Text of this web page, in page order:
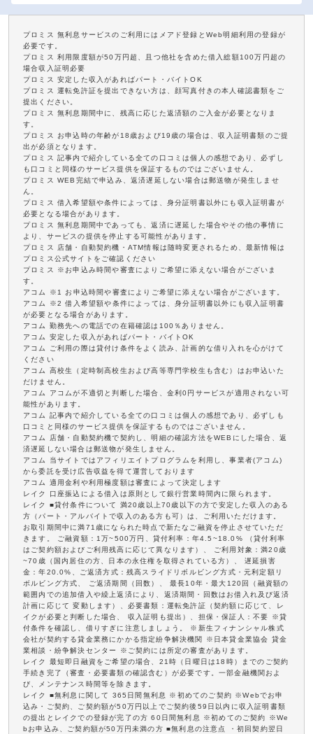
プロミス 無利息サービスのご利用にはメアド登録とWeb明細利用の登録が
必要です。
プロミス 利用限度額が50万円超、且つ他社を含めた借入総額100万円超の
場合収入証明必要
プロミス 安定した収入があればパート・バイトOK
プロミス 運転免許証を提出できない方は、顔写真付きの本人確認書類をご
提出ください。
プロミス 無利息期間中に、残高に応じた返済額のご入金が必要となりま
す。
プロミス お申込時の年齢が18歳および19歳の場合は、収入証明書類のご提
出が必須となります。
プロミス 記事内で紹介している全ての口コミは個人の感想であり、必ずし
も口コミと同様のサービス提供を保証するものではございません。
プロミス WEB完結で申込み、返済遅延しない場合は郵送物が発生しませ
ん。
プロミス 借入希望額や条件によっては、身分証明書以外にも収入証明書が
必要となる場合があります。
プロミス 無利息期間中であっても、返済に遅延した場合やその他の事情に
より、サービスの提供を停止する可能性があります。
プロミス 店舗・自動契約機・ATM情報は随時変更されるため、最新情報は
プロミス公式サイトをご確認ください
プロミス ※お申込み時間や審査によりご希望に添えない場合がございま
す。
アコム ※1 お申込時間や審査によりご希望に添えない場合がございます。
アコム ※2 借入希望額や条件によっては、身分証明書以外にも収入証明書
が必要となる場合があります。
アコム 勤務先への電話での在籍確認は100％ありません。
アコム 安定した収入があればパート・バイトOK
アコム ご利用の際は貸付け条件をよく読み、計画的な借り入れを心がけて
ください
アコム 高校生（定時制高校生および高等専門学校生も含む）はお申込いた
だけません。
アコム アコムが不適切と判断した場合、金利0円サービスが適用されない可
能性があります。
アコム 記事内で紹介している全ての口コミは個人の感想であり、必ずしも
口コミと同様のサービス提供を保証するものではございません。
アコム 店舗・自動契約機で契約し、明細の確認方法をWEBにした場合、返
済遅延しない場合は郵送物が発生しません。
アコム 当サイトではアフィリエイトプログラムを利用し、事業者(アコム)
から委託を受け広告収益を得て運営しております
アコム 適用金利や利用極度額は審査によって決定します
レイク 口座振込による借入は原則として銀行営業時間内に限られます。
レイク ■貸付条件について 満20歳以上70歳以下の方で安定した収入のある
方（パート・アルバイトで収入のある方も可）は、ご利用いただけます。
お取引期間中に満71歳になられた時点で新たなご融資を停止させていただ
きます。 ご融資額：1万~500万円、貸付利率：年4.5~18.0% （貸付利率
はご契約額およびご利用残高に応じて異なります）、 ご利用対象：満20歳
~70歳（国内居住の方、日本の永住権を取得されている方）、 遅延損害
金：年20.0%、ご返済方式：残高スライドリボルビング方式・元利定額リ
ボルビング方式、 ご返済期間（回数）、 最長10年・最大120回（融資額の
範囲内での追加借入や繰上返済により、返済期間・回数はお借入れ及び返済
計画に応じて 変動します）、必要書類：運転免許証（契約額に応じて、レ
イクが必要と判断した場合、 収入証明も提出）、担保・保証人：不要 ※貸
付条件を確認し、借りすぎに注意しましょう。 ※新生フィナンシャル株式
会社が契約する貸金業務にかかる指定紛争解決機関 ※日本貸金業協会 貸金
業相談・紛争解決センター ※ご契約には所定の審査があります。
レイク 最短即日融資をご希望の場合、21時（日曜日は18時）までのご契約
手続き完了（審査・必要書類の確認含む）が必要です。一部金融機関およ
び、メンテナンス時間等を除きます。
レイク ■無利息に関して 365日間無利息 ※初めてのご契約 ※Webでお申
込み・ご契約、ご契約額が50万円以上でご契約後59日以内に収入証明書類
の提出とレイクでの登録が完了の方 60日間無利息 ※初めてのご契約 ※We
bお申込み、ご契約額が50万円未満の方 ■無利息の注意点 ・初回契約翌日